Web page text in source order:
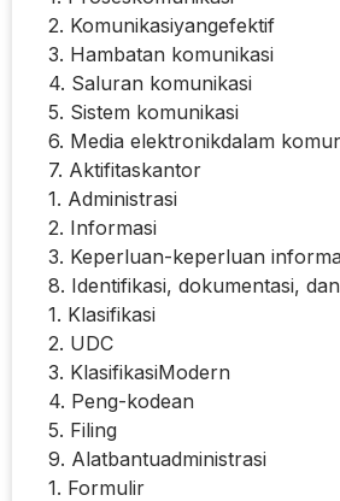
2. Komunikasiyangefektif
3. Hambatan komunikasi
4. Saluran komunikasi
5. Sistem komunikasi
6. Media elektronikdalam
7. Aktifitaskantor
1. Administrasi
2. Informasi
3. Keperluan-keperluan
8. Identifikasi, dokumentasi,
1. Klasifikasi
2. UDC
3. KlasifikasiModern
4. Peng-kodean
5. Filing
9. Alatbantuadministrasi
1. Formulir